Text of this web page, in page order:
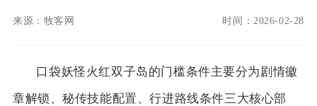
来源： 牧客网 时间： 2026-02-28
口袋妖怪火红双子岛的门槛条件主要分为剧情徽
章解锁、秘传技能配置、行进路线条件三大核心部